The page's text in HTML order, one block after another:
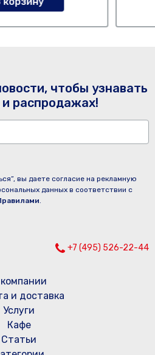
чтобы узнавать
и распродажах!
вы даете согласие на рекламную
данных в соответствии с
.
+7 (495) 526-22-44
и доставка
Услуги
Кафе
Статьи